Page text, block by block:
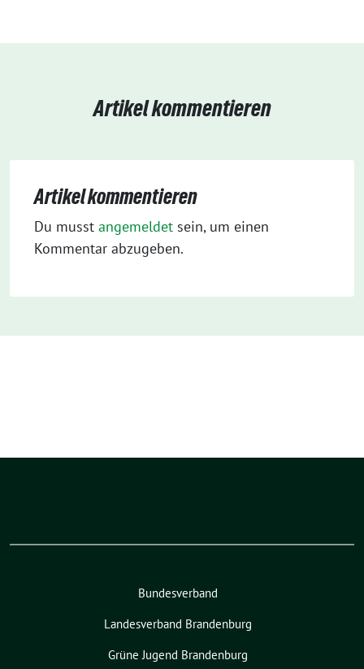
Artikel kommentieren
Artikel kommentieren
Du musst angemeldet sein, um einen
Kommentar abzugeben.
Bundesverband
Landesverband Brandenburg
Grüne Jugend Brandenburg